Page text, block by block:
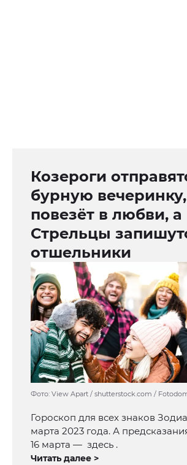
Козероги
бурную
повезёт в любви, а
Стрельцы
отшельники
Фото: View Apart / shutterstock.com /
Гороскоп для всех знаков
марта 2023 года. А
16 марта — здесь .
Читать далее >